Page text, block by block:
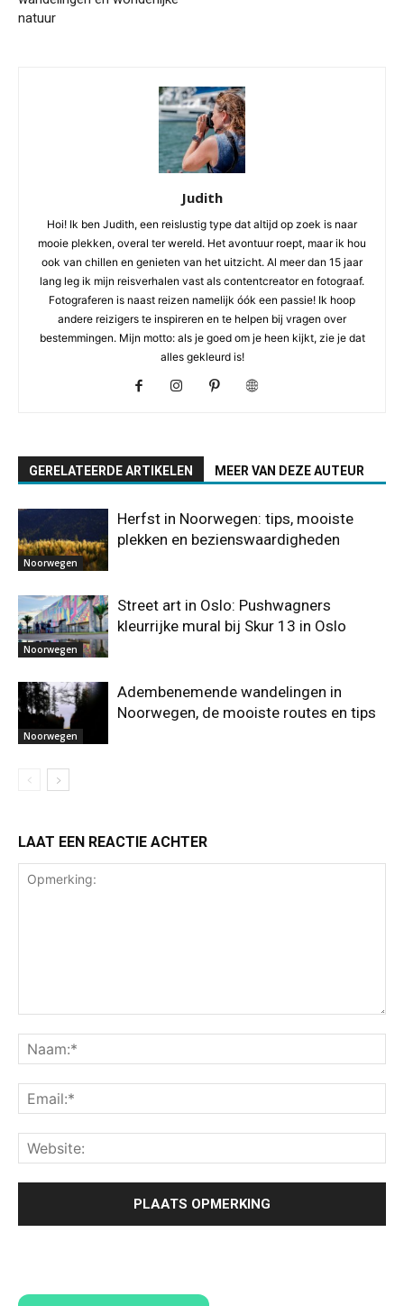
natuur
Judith
Hoi! Ik ben Judith, een reislustig type dat altijd op zoek is naar
mooie plekken, overal ter wereld. Het avontuur roept, maar ik hou
ook van chillen en genieten van het uitzicht. Al meer dan 15 jaar
lang leg ik mijn reisverhalen vast als contentcreator en fotograaf.
Fotograferen is naast reizen namelijk óók een passie! Ik hoop
andere reizigers te inspireren en te helpen bij vragen over
bestemmingen. Mijn motto: als je goed om je heen kijkt, zie je dat
alles gekleurd is!
GERELATEERDE ARTIKELEN MEER VAN DEZE AUTEUR
Noorwegen
Herfst in Noorwegen: tips, mooiste
plekken en bezienswaardigheden
Noorwegen
Street art in Oslo: Pushwagners
kleurrijke mural bij Skur 13 in Oslo
Noorwegen
Adembenemende wandelingen in
Noorwegen, de mooiste routes en tips
LAAT EEN REACTIE ACHTER